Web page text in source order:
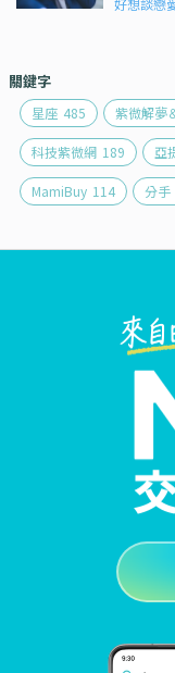
關鍵字
星座 485 紫微解夢
科技紫微網 189 亞
MamiBuy 114 分手